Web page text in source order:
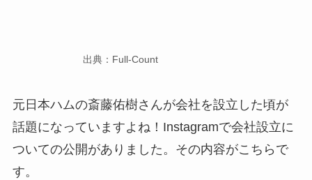
出典：Full-Count
元日本ハムの斎藤佑樹さんが会社を設立した頃が
話題になっていますよね！Instagramで会社設立に
ついての公開がありました。その内容がこちらで
す。